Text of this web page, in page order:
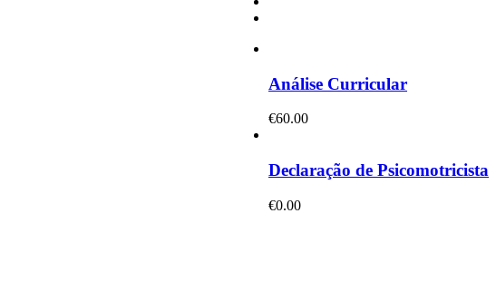
Análise Curricular
€60.00
Declaração de Psicomotricista
€0.00